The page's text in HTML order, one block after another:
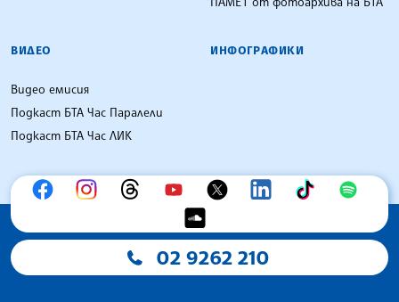
ВИДЕО
Видео емисия
Подкаст БТА Час Паралели
Подкаст БТА Час ЛИК
ИНФОГРАФИКИ
02 9262 210